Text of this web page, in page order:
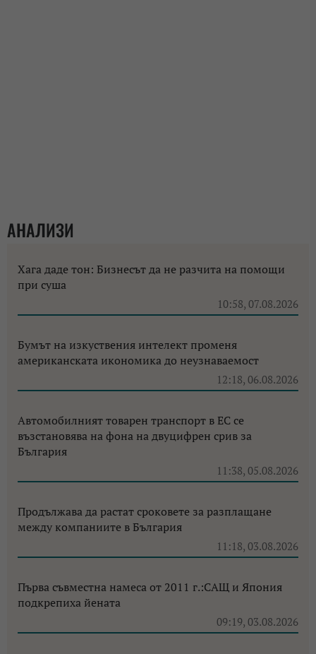
АНАЛИЗИ
Хага даде тон: Бизнесът да не разчита на помощи
при суша
10:58, 07.08.2026
Бумът на изкуствения интелект променя
американската икономика до неузнаваемост
12:18, 06.08.2026
Автомобилният товарен транспорт в ЕС се
възстановява на фона на двуцифрен срив за
България
11:38, 05.08.2026
Продължава да растат сроковете за разплащане
между компаниите в България
11:18, 03.08.2026
Първа съвместна намеса от 2011 г.:САЩ и Япония
подкрепиха йената
09:19, 03.08.2026